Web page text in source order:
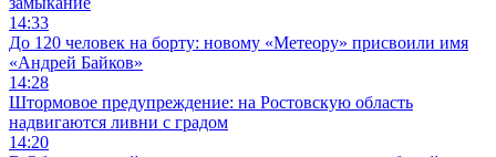
14:33
До 120 человек на борту: новому «Метеору» присвоили имя
«Андрей Байков»
14:28
Штормовое предупреждение: на Ростовскую область
надвигаются ливни с градом
14:20